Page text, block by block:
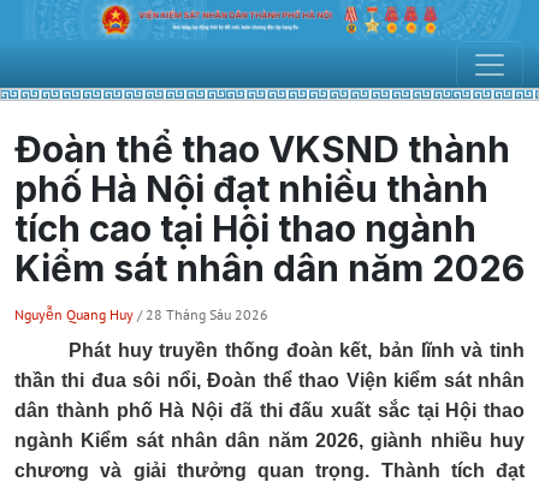
Đoàn thể thao VKSND thành
phố Hà Nội đạt nhiều thành
tích cao tại Hội thao ngành
Kiểm sát nhân dân năm 2026
Nguyễn Quang Huy / 28 Tháng Sáu 2026
Phát huy truyền thống đoàn kết, bản lĩnh và tinh
thần thi đua sôi nổi, Đoàn thể thao Viện kiểm sát nhân
dân thành phố Hà Nội đã thi đấu xuất sắc tại Hội thao
ngành Kiểm sát nhân dân năm 2026, giành nhiều huy
chương và giải thưởng quan trọng. Thành tích đạt